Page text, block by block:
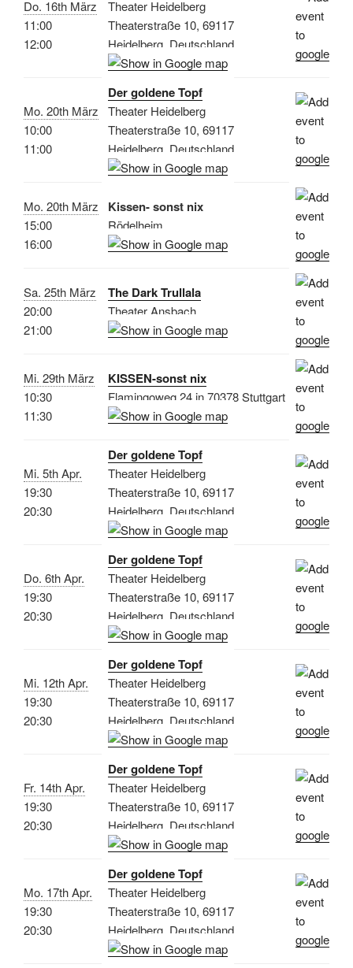
Do. 16th März
11:00
12:00
Theater Heidelberg
Theaterstraße 10, 69117
Heidelberg, Deutschland
Mo. 20th März
10:00
11:00
Der goldene Topf
Theater Heidelberg
Theaterstraße 10, 69117
Heidelberg, Deutschland
Mo. 20th März
15:00
16:00
Kissen- sonst nix
Rödelheim
Sa. 25th März
20:00
21:00
The Dark Trullala
Theater Ansbach
Mi. 29th März
10:30
11:30
KISSEN-sonst nix
Flamingoweg 24 in 70378 Stuttgart
Mi. 5th Apr.
19:30
20:30
Der goldene Topf
Theater Heidelberg
Theaterstraße 10, 69117
Heidelberg, Deutschland
Do. 6th Apr.
19:30
20:30
Der goldene Topf
Theater Heidelberg
Theaterstraße 10, 69117
Heidelberg, Deutschland
Mi. 12th Apr.
19:30
20:30
Der goldene Topf
Theater Heidelberg
Theaterstraße 10, 69117
Heidelberg, Deutschland
Fr. 14th Apr.
19:30
20:30
Der goldene Topf
Theater Heidelberg
Theaterstraße 10, 69117
Heidelberg, Deutschland
Mo. 17th Apr.
19:30
20:30
Der goldene Topf
Theater Heidelberg
Theaterstraße 10, 69117
Heidelberg, Deutschland